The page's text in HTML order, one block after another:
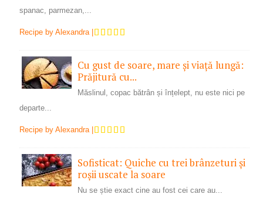
spanac, parmezan,...
Recipe by Alexandra|
Cu gust de soare, mare și viață lungă:
Prăjitură cu...
Măslinul, copac bătrân și înțelept, nu este nici pe
departe...
Recipe by Alexandra|
Sofisticat: Quiche cu trei brânzeturi și
roșii uscate la soare
Nu se știe exact cine au fost cei care au...